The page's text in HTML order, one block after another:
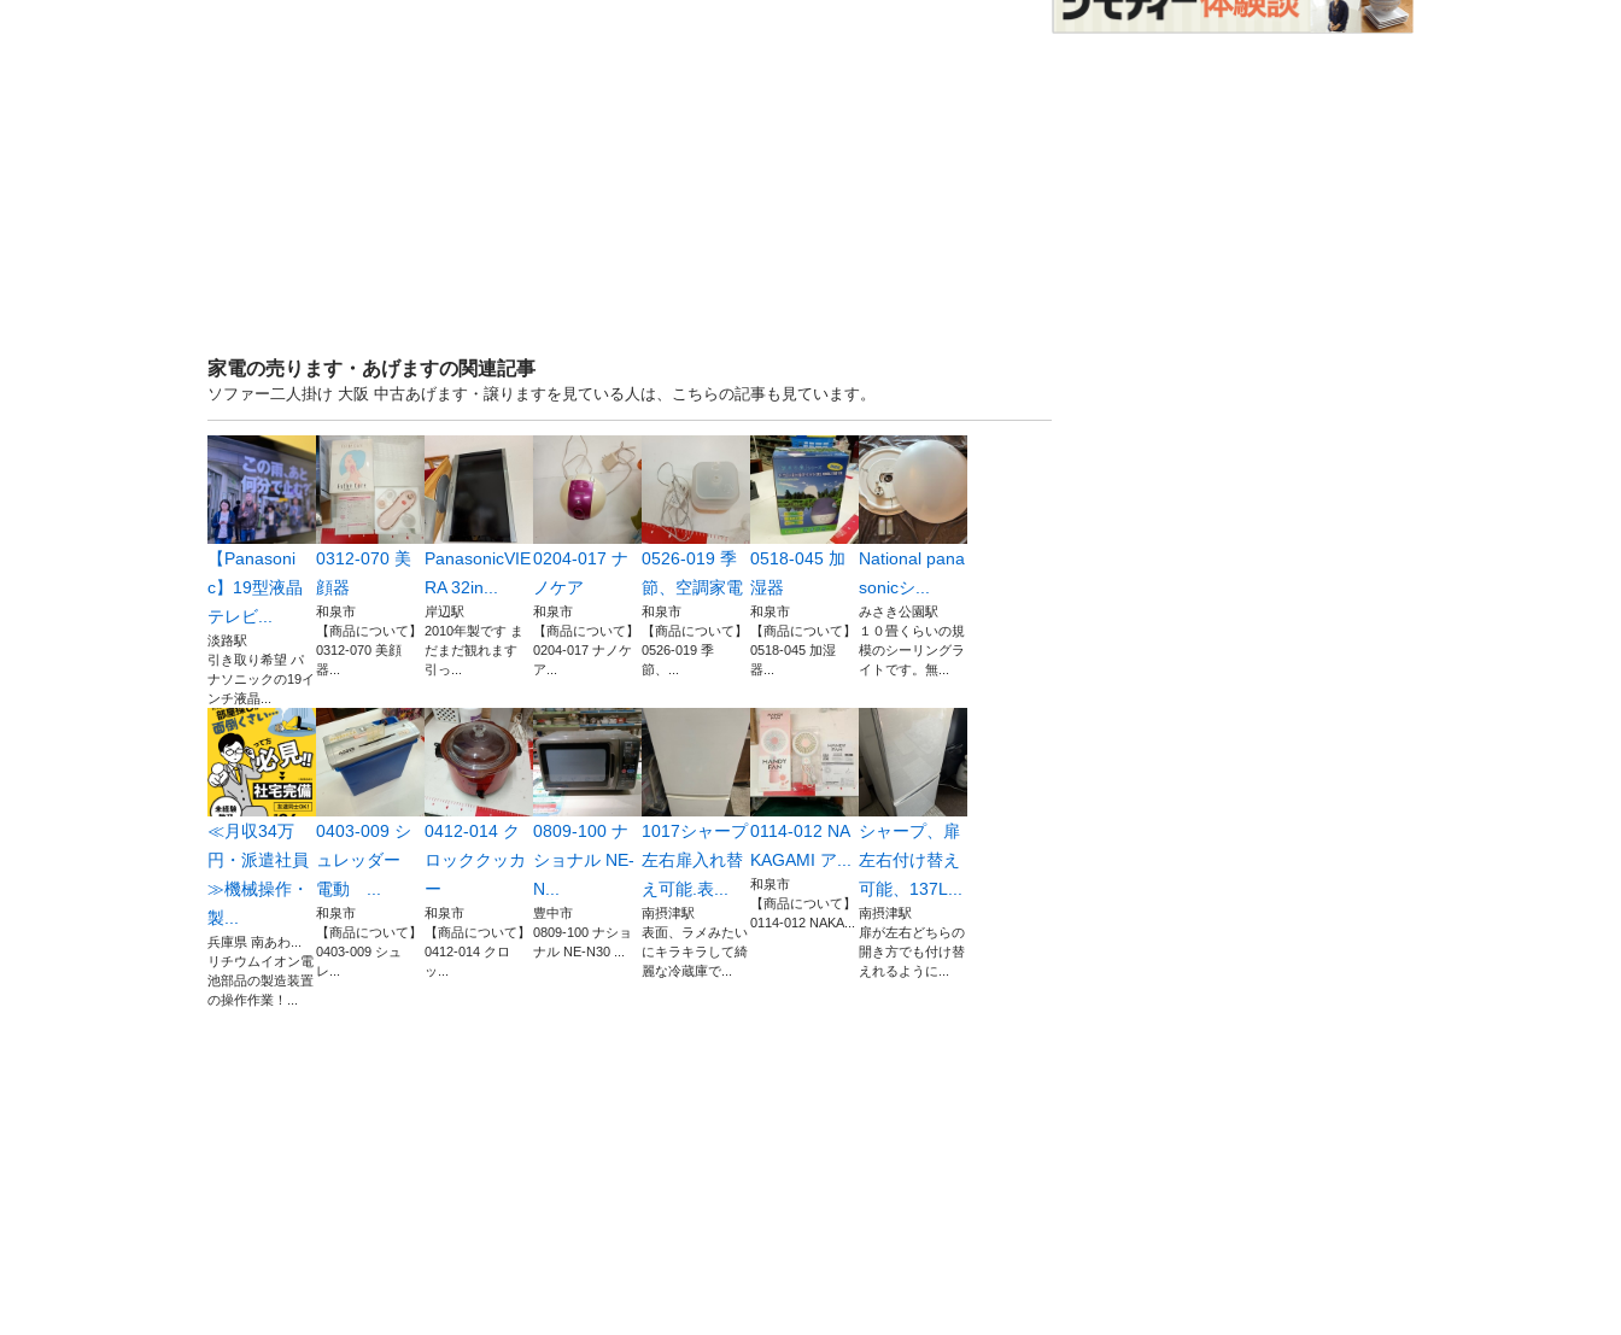
家電の売ります・あげますの関連記事
ソファー二人掛け 大阪 中古あげます・譲りますを見ている人は、こちらの記事も見ています。
【Panasoni
c】19型液晶
テレビ...
淡路駅
引き取り希望 パ
ナソニックの19イ
ンチ液晶...
0312-070 美
顔器
和泉市
【商品について】
0312-070 美顔
器...
PanasonicVIE
RA 32in...
岸辺駅
2010年製です ま
だまだ観れます
引っ...
0204-017 ナ
ノケア
和泉市
【商品について】
0204-017 ナノケ
ア...
0526-019 季
節、空調家電
和泉市
【商品について】
0526-019 季
節、...
0518-045 加
湿器
和泉市
【商品について】
0518-045 加湿
器...
National pana
sonicシ...
みさき公園駅
１０畳くらいの規
模のシーリングラ
イトです。無...
≪月収34万
円・派遣社員
≫機械操作・
製...
兵庫県 南あわ...
リチウムイオン電
池部品の製造装置
の操作作業！...
0403-009 シ
ュレッダー
電動 ...
和泉市
【商品について】
0403-009 シュ
レ...
0412-014 ク
ロッククッカ
ー
和泉市
【商品について】
0412-014 クロ
ッ...
0809-100 ナ
ショナル NE-
N...
豊中市
0809-100 ナショ
ナル NE-N30 ...
1017シャープ
左右扉入れ替
え可能.表...
南摂津駅
表面、ラメみたい
にキラキラして綺
麗な冷蔵庫で...
0114-012 NA
KAGAMI ア...
和泉市
【商品について】
0114-012 NAKA...
シャープ、扉
左右付け替え
可能、137L...
南摂津駅
扉が左右どちらの
開き方でも付け替
えれるように...